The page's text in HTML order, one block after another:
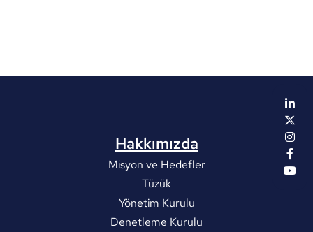
Hakkımızda
Misyon ve Hedefler
Tüzük
Yönetim Kurulu
Denetleme Kurulu